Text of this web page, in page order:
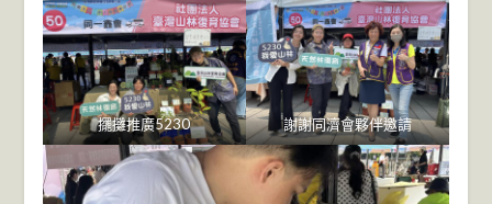
擺攤推廣5230 謝謝同濟會夥伴邀請